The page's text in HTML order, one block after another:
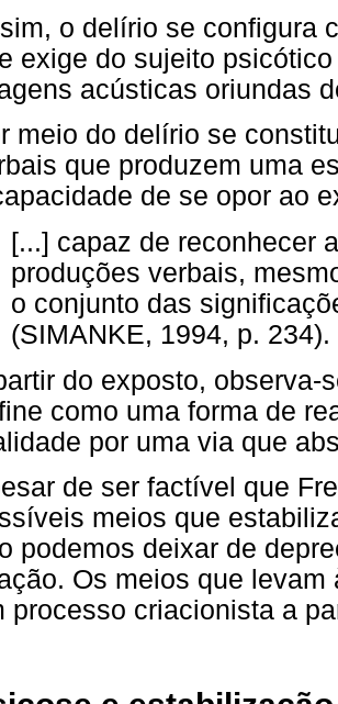
o delírio se configura
exige do sujeito
acústicas oriundas
meio do delírio se
que produzem uma
de se opor ao
[...] capaz de reconhecer
produções verbais,
o conjunto das
(SIMANKE, 1994, p. 234).
do exposto, observa-
como uma forma de
por uma via que
de ser factível que
meios que
podemos deixar de
Os meios que
processo criacionista a